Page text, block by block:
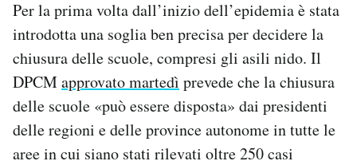
Per la prima volta dall’inizio dell’epidemia è stata
introdotta una soglia ben precisa per decidere la
chiusura delle scuole, compresi gli asili nido. Il
DPCMapprovato martedì prevede che la chiusura
delle scuole «può essere disposta» dai presidenti
delle regioni e delle province autonome in tutte le
aree in cui siano stati rilevati oltre 250 casi